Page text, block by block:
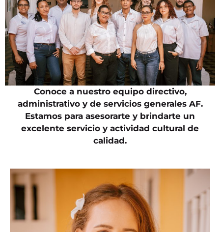
Conoce a nuestro equipo directivo,
administrativo y de servicios generales AF.
Estamos para asesorarte y brindarte un
excelente servicio y actividad cultural de
calidad.